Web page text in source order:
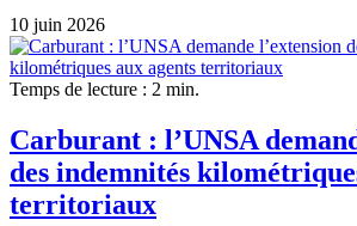
10 juin 2026
Temps de lecture : 2 min.
Carburant : l’UNSA
des indemnités
territoriaux